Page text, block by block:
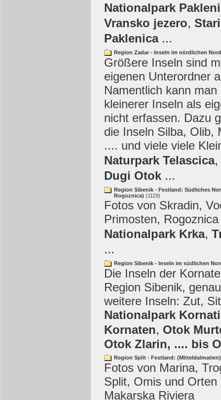
Nationalpark
Vransko jezero,
Paklenica...
Region Zadar - Inseln im nördlichen
Größere Inseln sind
eigenen Unterordner
Namentlich kann man
kleinerer Inseln als
nicht erfassen. Dazu
die Inseln Silba, Olib,
.... und viele viele
Naturpark Telascica,
Dugi Otok ...
Region Sibenik - Festland: Südliches
Rogoznica) (1119)
Fotos von Skradin,
Primosten,
Nationalpark Krka,
...
Region Sibenik - Inseln im südlichen
Die Inseln der
Region Sibenik,
weitere Inseln: Zut,
Nationalpark
Kornaten, Otok
Otok Zlarin, .... bis
Region Split - Festland:
Fotos von Marina,
Split, Omis und Orten
Makarska Riviera